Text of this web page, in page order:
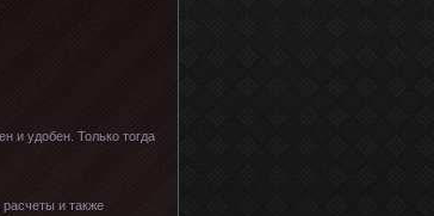
и удобен. Только тогда
и также